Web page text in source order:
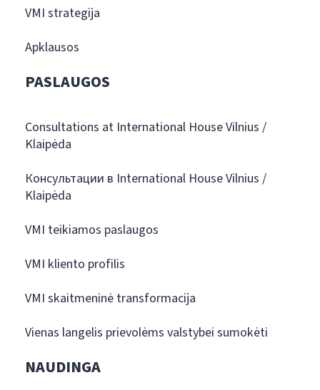
VMI strategija
Apklausos
PASLAUGOS
Consultations at International House Vilnius /
Klaipėda
Консультации в International House Vilnius /
Klaipėda
VMI teikiamos paslaugos
VMI kliento profilis
VMI skaitmeninė transformacija
Vienas langelis prievolėms valstybei sumokėti
NAUDINGA